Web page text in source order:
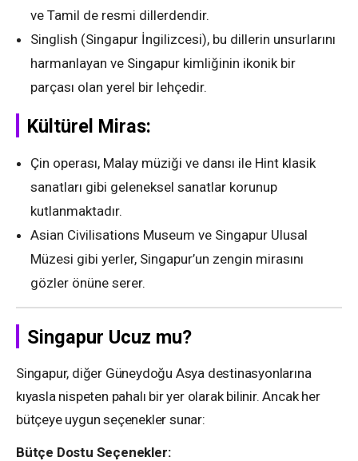
ve Tamil de resmi dillerdendir.
Singlish (Singapur İngilizcesi), bu dillerin unsurlarını
harmanlayan ve Singapur kimliğinin ikonik bir
parçası olan yerel bir lehçedir.
Kültürel Miras:
Çin operası, Malay müziği ve dansı ile Hint klasik
sanatları gibi geleneksel sanatlar korunup
kutlanmaktadır.
Asian Civilisations Museum ve Singapur Ulusal
Müzesi gibi yerler, Singapur’un zengin mirasını
gözler önüne serer.
Singapur Ucuz mu?
Singapur, diğer Güneydoğu Asya destinasyonlarına
kıyasla nispeten pahalı bir yer olarak bilinir. Ancak her
bütçeye uygun seçenekler sunar:
Bütçe Dostu Seçenekler: